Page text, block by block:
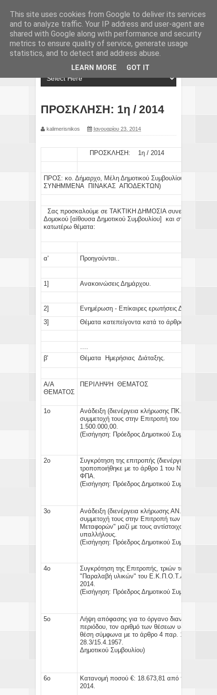
ΠΡΟΣΚΛΗΣΗ: 1η / 2014
kalimerisnikos Ιανουαρίου 23, 2014
ΠΡΟΣΚΛΗΣΗ: 1η / 2014
ΠΡΟΣ: κο. Δήμαρχο Μέλη Δημοτικού Συμβουλίου,
ΣΥΝΗΜΜΕΝΑ ΠΙΝΑΚΑΣ ΑΠΟΔΕΚΤΩΝ)
Σας προσκαλούμε σε ΤΑΚΤΙΚΗ ΔΗΜΟΣΙΑ συνεδρίαση την:
Δομοκού [αίθουσα Δημοτικού Συμβουλίου] και στο
κατωτέρω θέματα:
α' Προηγούνται..
1] Ανακοινώσεις Δημάρχου.
2]
Ενημέρωση - Επίκαιρες ερωτήσεις Δημοτικών
3]
Θέματα κατεπείγοντα κατά το άρθρο: 67 παρ.5
β'
Θέματα Ημερήσιας Διάταξης.
Α/Α
ΘΕΜΑΤΟΣ
ΠΕΡΙΛΗΨΗ ΘΕΜΑΤΟΣ
1ο
Ανάδειξη (διενέργεια κλήρωσης ΠΚ. 805/14)
συμμετοχή τους στην Επιτροπή του Ν.3669/
(Εισήγηση: Πρόεδρος Δημοτικού Συμβουλίου)
2ο
Συγκρότηση της επιτροπής (διενέργεια
τροποποιήθηκε με το άρθρο 1 του Ν.1188/1981
(Εισήγηση: Πρόεδρος Δημοτικού Συμβουλίου)
3ο
Ανάδειξη (διενέργεια κλήρωσης ΑΝ.1095/13 )
συμμετοχή τους στην Επιτροπή των άρθρων
Μεταφορών" μαζί με τους αντίστοιχα ήδη
(Εισήγηση: Πρόεδρος Δημοτικού Συμβουλίου)
4ο
Συγκρότηση της Επιτροπής, τριών τακτικών
"Παραλαβή υλικών" του Ε.Κ.Π.Ο.Τ.Α
(Εισήγηση: Πρόεδρος Δημοτικού Συμβουλίου)
5ο
Λήψη απόφασης για το όργανο διανομής και
περιόδου, τον αριθμό των θέσεων υδρονομέων
θέση σύμφωνα με το άρθρο 4 παρ. 1 & 2 του
28.3/
Δημοτικού Συμβουλίου)
6ο Κατανομή ποσού €: 18.673,81 από τους Κ.Α.Π.
2014.
This site uses cookies from Google to deliver its services
and to analyze traffic. Your IP address and user-agent are
shared with Google along with performance and security
metrics to ensure quality of service, generate usage
statistics, and to detect and address abuse.
LEARN MORE GOT IT